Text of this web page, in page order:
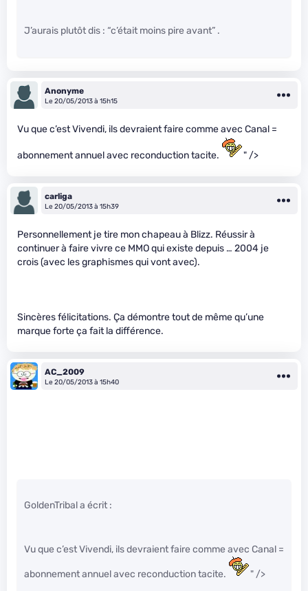
J’aurais plutôt dis : “c’était moins pire avant” .
Anonyme
Le 20/05/2013 à 15h15
Vu que c’est Vivendi, ils devraient faire comme avec Canal =
abonnement annuel avec reconduction tacite. " />
carliga
Le 20/05/2013 à 15h39
Personnellement je tire mon chapeau à Blizz. Réussir à
continuer à faire vivre ce MMO qui existe depuis … 2004 je
crois (avec les graphismes qui vont avec).
Sincères félicitations. Ça démontre tout de même qu’une
marque forte ça fait la différence.
AC_2009
Le 20/05/2013 à 15h40
GoldenTribal a écrit :
Vu que c’est Vivendi, ils devraient faire comme avec Canal =
abonnement annuel avec reconduction tacite. " />